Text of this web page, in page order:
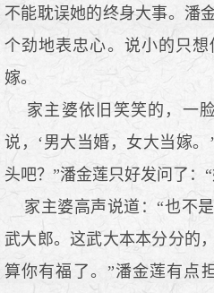
不能耽误她的终身大事。潘
个劲地表忠心。说小的只
嫁。
家主婆依旧笑笑的，一
说，‘男大当婚，女大当嫁
头吧？”潘金莲只好发问了：
家主婆高声说道：“也不
武大郎。这武大本本分分的
算你有福了。”潘金莲有点